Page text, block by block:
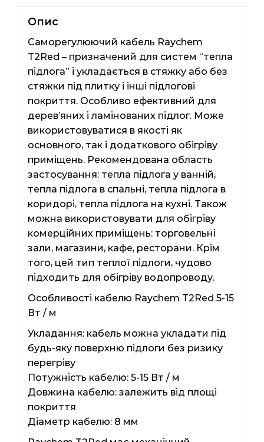
Опис
Саморегулюючий кабель Raychem
T2Red – призначений для систем “тепла
підлога” і укладається в стяжку або без
стяжки під плитку і інші підлогові
покриття. Особливо ефективний для
дерев’яних і ламінованих підлог. Може
використовуватися в якості як
основного, так і додаткового обігріву
приміщень. Рекомендована область
застосування: тепла підлога у ванній,
тепла підлога в спальні, тепла підлога в
коридорі, тепла підлога на кухні. Також
можна використовувати для обігріву
комерційних приміщень: торговельні
зали, магазини, кафе, ресторани. Крім
того, цей тип теплої підлоги, чудово
підходить для обігріву водопроводу.
Особливості кабелю Raychem T2Red 5-15
Вт / м
Укладання: кабель можна укладати під
будь-яку поверхню підлоги без ризику
перегріву
Потужність кабелю: 5-15 Вт / м
Довжина кабелю: залежить від площі
покриття
Діаметр кабелю: 8 мм